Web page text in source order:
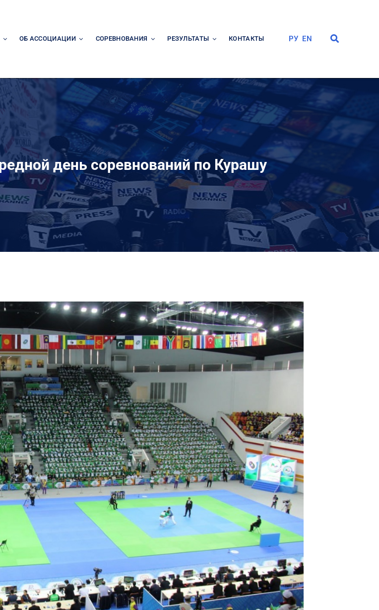
ОБ АССОЦИАЦИИ СОРЕВНОВАНИЯ РЕЗУЛЬТАТЫ КОНТАКТЫ РУ EN
день соревнований по Курашу